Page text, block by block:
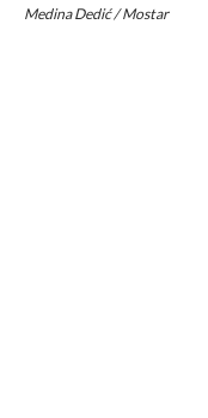
Medina Dedić / Mostar